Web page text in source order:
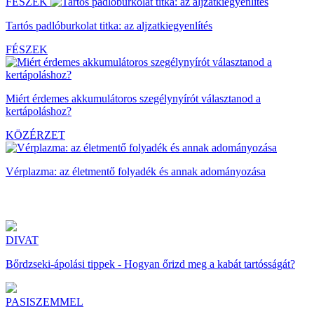
Tartós padlóburkolat titka: az aljzatkiegyenlítés
FÉSZEK
Miért érdemes akkumulátoros szegélynyírót választanod a
kertápoláshoz?
KÖZÉRZET
Vérplazma: az életmentő folyadék és annak adományozása
DIVAT
Bőrdzseki-ápolási tippek - Hogyan őrizd meg a kabát tartósságát?
PASISZEMMEL